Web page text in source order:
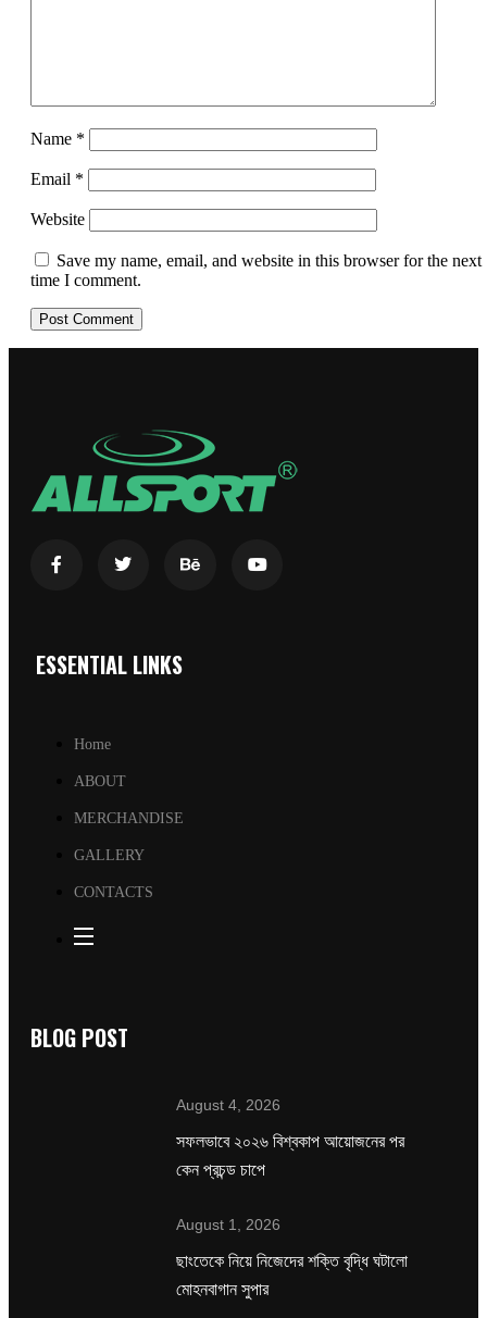
Name *
Email *
Website
Save my name, email, and website in this browser for the next
time I comment.
ESSENTIAL LINKS
Home
ABOUT
MERCHANDISE
GALLERY
CONTACTS
BLOG POST
August 4, 2026
সফলভাবে ২০২৬ বিশ্বকাপ আয়োজনের পর
কেন প্রচন্ড চাপে
August 1, 2026
ছাংতেকে নিয়ে নিজেদের শক্তি বৃদ্ধি ঘটালো
মোহনবাগান সুপার